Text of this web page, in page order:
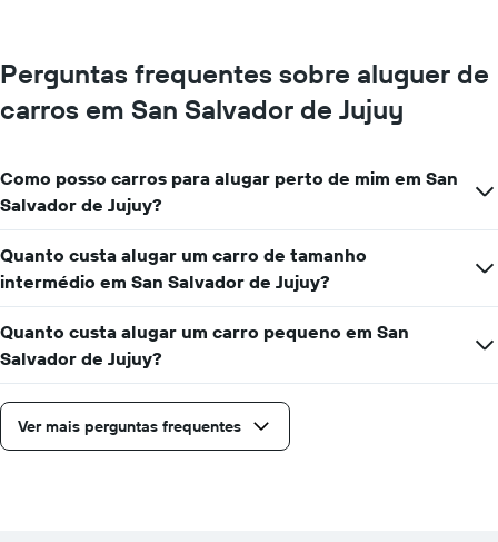
Perguntas frequentes sobre aluguer de
carros em San Salvador de Jujuy
Como posso carros para alugar perto de mim em San
Salvador de Jujuy?
Quanto custa alugar um carro de tamanho
intermédio em San Salvador de Jujuy?
Quanto custa alugar um carro pequeno em San
Salvador de Jujuy?
Ver mais perguntas frequentes